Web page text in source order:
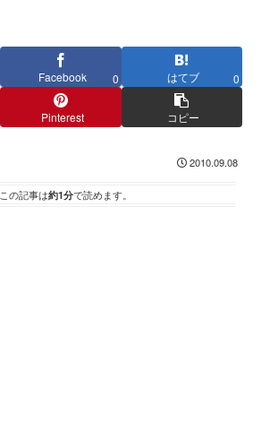
Facebook 0 はてブ 0
Pinterest コピー
2010.09.08
この記事は約1分で読めます。